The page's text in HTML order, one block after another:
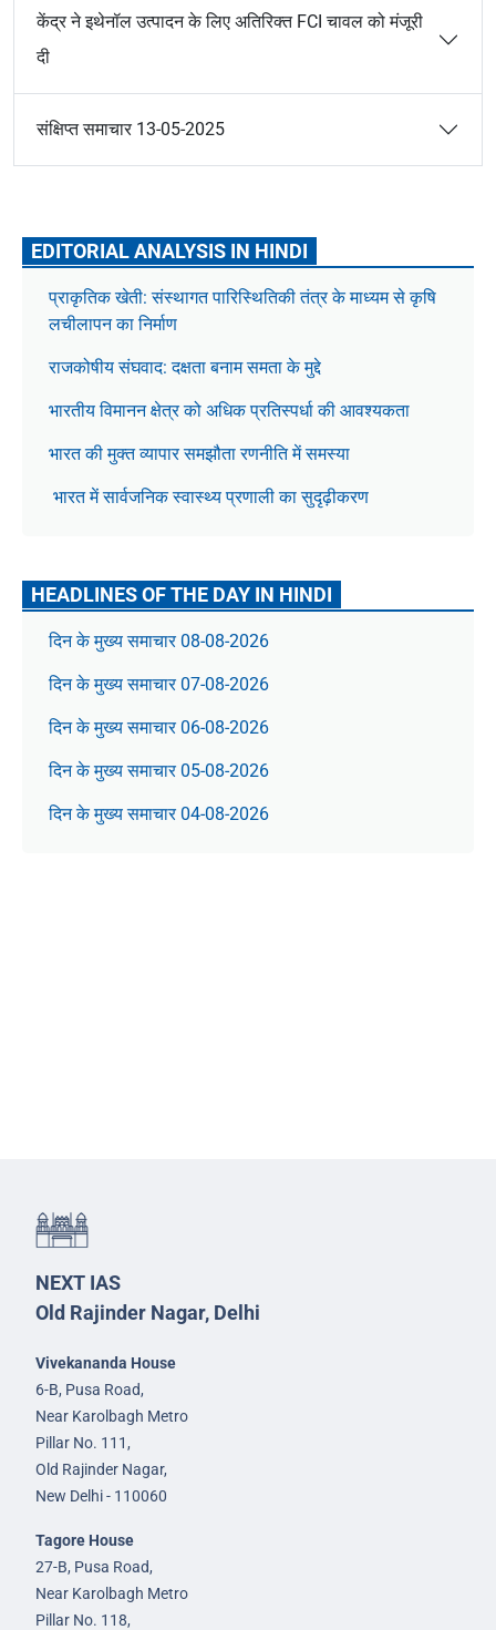
केंद्र ने इथेनॉल उत्पादन के लिए अतिरिक्त FCI चावल को मंजूरी
दी
संक्षिप्त समाचार 13-05-2025
EDITORIAL ANALYSIS IN HINDI
प्राकृतिक खेती: संस्थागत पारिस्थितिकी तंत्र के माध्यम से कृषि
लचीलापन का निर्माण
राजकोषीय संघवाद: दक्षता बनाम समता के मुद्दे
भारतीय विमानन क्षेत्र को अधिक प्रतिस्पर्धा की आवश्यकता
भारत की मुक्त व्यापार समझौता रणनीति में समस्या
भारत में सार्वजनिक स्वास्थ्य प्रणाली का सुदृढ़ीकरण
HEADLINES OF THE DAY IN HINDI
दिन के मुख्य समाचार 08-08-2026
दिन के मुख्य समाचार 07-08-2026
दिन के मुख्य समाचार 06-08-2026
दिन के मुख्य समाचार 05-08-2026
दिन के मुख्य समाचार 04-08-2026
NEXT IAS
Old Rajinder Nagar, Delhi
Vivekananda House
6-B, Pusa Road,
Near Karolbagh Metro
Pillar No. 111,
Old Rajinder Nagar,
New Delhi - 110060
Tagore House
27-B, Pusa Road,
Near Karolbagh Metro
Pillar No. 118,